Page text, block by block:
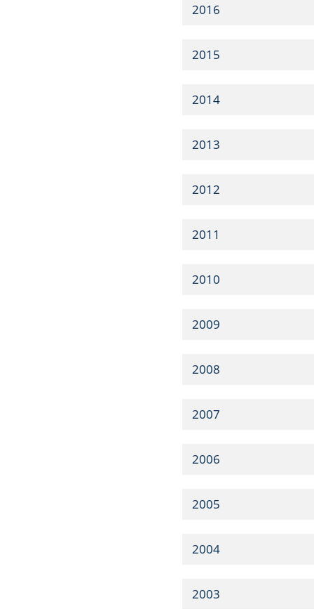
2016
2015
2014
2013
2012
2011
2010
2009
2008
2007
2006
2005
2004
2003